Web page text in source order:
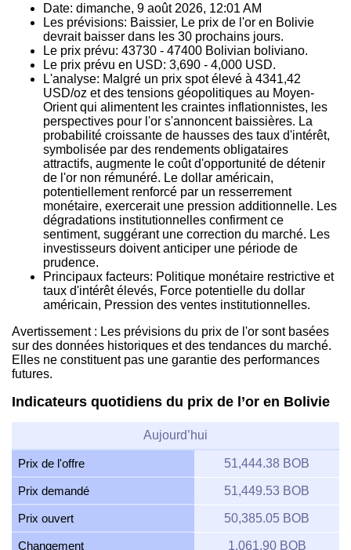
Date: dimanche, 9 août 2026, 12:01 AM
Les prévisions: Baissier, Le prix de l'or en Bolivie
devrait baisser dans les 30 prochains jours.
Le prix prévu: 43730 - 47400 Bolivian boliviano.
Le prix prévu en USD: 3,690 - 4,000 USD.
L'analyse: Malgré un prix spot élevé à 4341,42
USD/oz et des tensions géopolitiques au Moyen-
Orient qui alimentent les craintes inflationnistes, les
perspectives pour l'or s'annoncent baissières. La
probabilité croissante de hausses des taux d'intérêt,
symbolisée par des rendements obligataires
attractifs, augmente le coût d'opportunité de détenir
de l'or non rémunéré. Le dollar américain,
potentiellement renforcé par un resserrement
monétaire, exercerait une pression additionnelle. Les
dégradations institutionnelles confirment ce
sentiment, suggérant une correction du marché. Les
investisseurs doivent anticiper une période de
prudence.
Principaux facteurs: Politique monétaire restrictive et
taux d'intérêt élevés, Force potentielle du dollar
américain, Pression des ventes institutionnelles.
Avertissement : Les prévisions du prix de l'or sont basées
sur des données historiques et des tendances du marché.
Elles ne constituent pas une garantie des performances
futures.
Indicateurs quotidiens du prix de l’or en Bolivie
Aujourd’hui
Prix de l'offre 51,444.38 BOB
Prix demandé 51,449.53 BOB
Prix ouvert 50,385.05 BOB
Changement 1,061.90 BOB